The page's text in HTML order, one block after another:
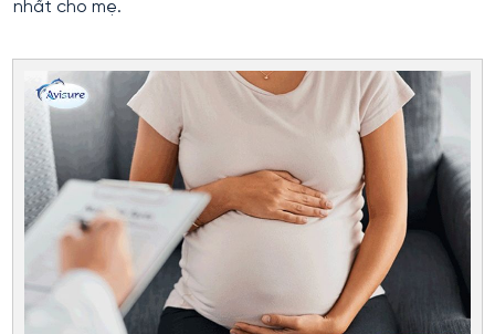
nhất cho mẹ.